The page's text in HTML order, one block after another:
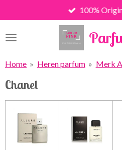
direct
naar
100%
Home » Heren parfum » Merk
Chanel